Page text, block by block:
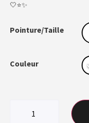
🤍⭐✨
Pointure/Taille
Couleur